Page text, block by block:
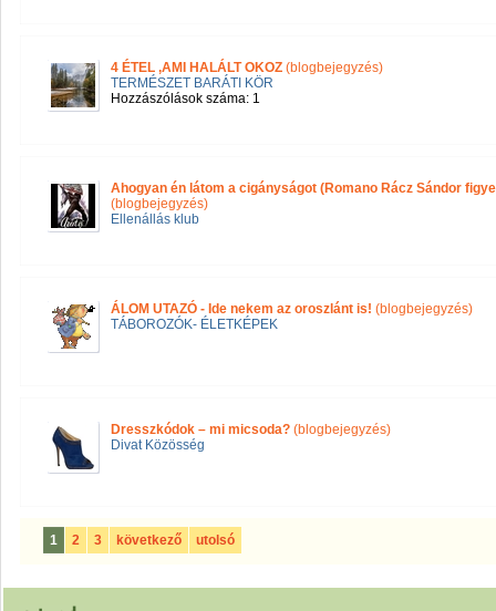
4 ÉTEL ,AMI HALÁLT OKOZ (blogbejegyzés)
TERMÉSZET BARÁTI KÖR
Hozzászólások száma: 1
Ahogyan én látom a cigányságot (Romano Rácz Sándor
(blogbejegyzés)
Ellenállás klub
ÁLOM UTAZÓ - Ide nekem az oroszlánt is! (blogbejegyzés)
TÁBOROZÓK- ÉLETKÉPEK
Dresszkódok – mi micsoda? (blogbejegyzés)
Divat Közösség
1 2 3 következő utolsó